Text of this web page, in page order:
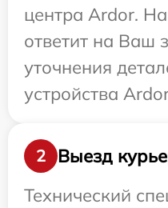
центра Ardor.
ответит на Ваш
уточнения
устройства
2
Выезд
Технический